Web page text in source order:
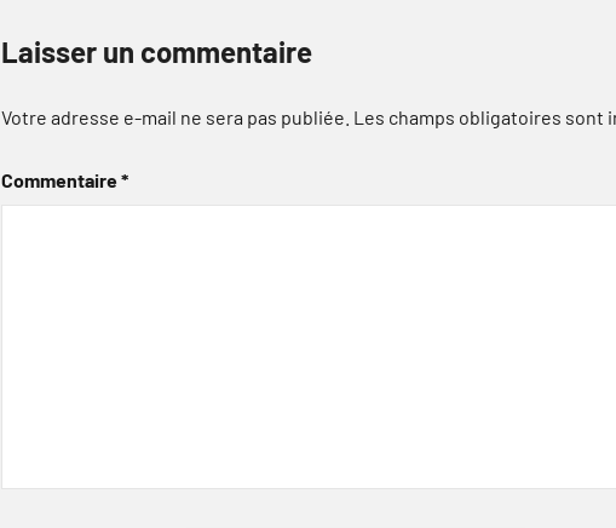
Laisser un commentaire
Votre adresse e-mail ne sera pas publiée. Les champs obligatoires sont
Commentaire*